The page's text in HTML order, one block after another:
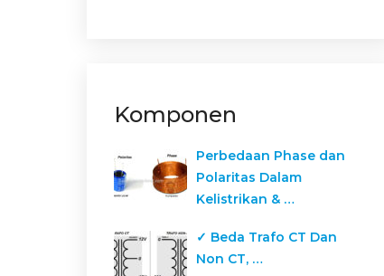
Komponen
Perbedaan Phase dan
Polaritas Dalam
Kelistrikan & …
✓ Beda Trafo CT Dan
Non CT, …